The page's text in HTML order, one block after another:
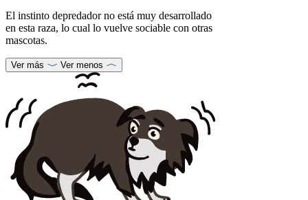
El instinto depredador no está muy desarrollado
en esta raza, lo cual lo vuelve sociable con otras
mascotas.
Ver más Ver menos